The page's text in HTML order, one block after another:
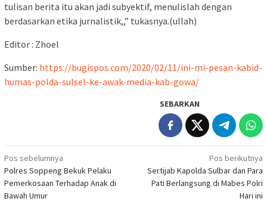
tulisan berita itu akan jadi subyektif, menulislah dengan
berdasarkan etika jurnalistik,,” tukasnya.(ullah)
Editor : Zhoel
Sumber: https://bugispos.com/2020/02/11/ini-mi-pesan-kabid-
humas-polda-sulsel-ke-awak-media-kab-gowa/
SEBARKAN
Navigasi
pos
Pos sebelumnya
Polres Soppeng Bekuk Pelaku
Pemerkosaan Terhadap Anak di
Bawah Umur
Pos berikutnya
Sertijab Kapolda Sulbar dan Para
Pati Berlangsung di Mabes Polri
Hari ini